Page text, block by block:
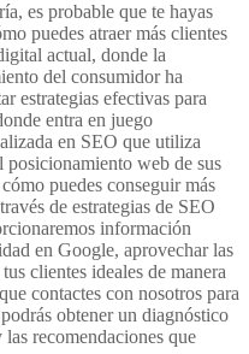
es probable que te hayas
puedes atraer más clientes
actual, donde la
del consumidor ha
estrategias efectivas para
entra en juego
en SEO que utiliza
web de sus
puedes conseguir más
de estrategias de SEO
información
en Google, aprovechar las
clientes ideales de manera
contactes con nosotros para
obtener un diagnóstico
recomendaciones que